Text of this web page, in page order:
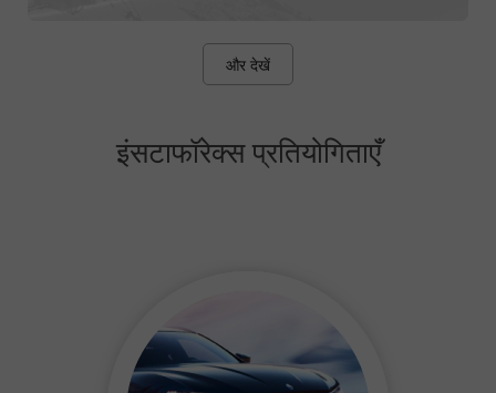
और देखें
इंसटाफॉरेक्स प्रतियोगिताएँ